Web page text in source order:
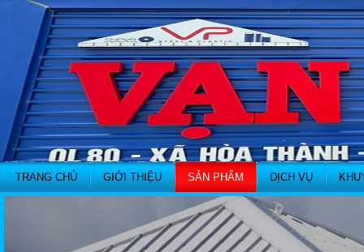
TRANG CHỦ GIỚI THIỆU SẢN PHẨM DỊCH VỤ